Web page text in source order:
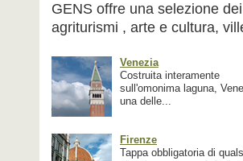
GENS offre una selezione
agriturismi , arte e cultura,
Venezia
Costruita interamente
sull'omonima laguna,
una delle...
Firenze
Tappa obbligatoria di